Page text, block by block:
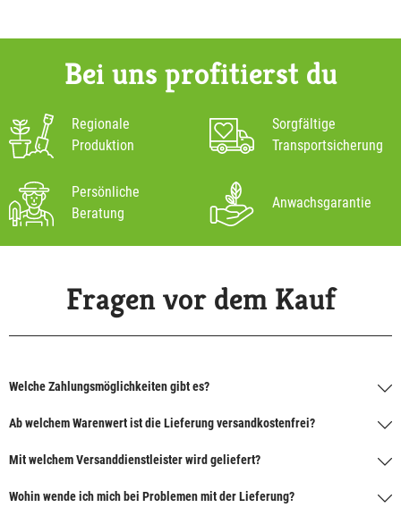
Bei uns profitierst du
Regionale
Produktion
Sorgfältige
Transportsicherung
Persönliche
Beratung
Anwachsgarantie
Fragen vor dem Kauf
Welche Zahlungsmöglichkeiten gibt es?
Ab welchem Warenwert ist die Lieferung versandkostenfrei?
Mit welchem Versanddienstleister wird geliefert?
Wohin wende ich mich bei Problemen mit der Lieferung?